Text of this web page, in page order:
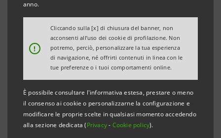
anno.
!
Cliccando sulla [x] di chiusura del banner, non
acconsenti all’uso dei cookie di profilazione. Non
potremo, perciò, personalizzare la tua esperienza
di navigazione, né offrirti contenuti in linea con le
tue preferenze o i tuoi comportamenti online.
È possibile consultare l'informativa estesa, prestare o meno
il consenso ai cookie o personalizzarne la configurazione e
modificare le proprie scelte in qualsiasi momento accedendo
alla sezione dedicata (Privacy- Cookie policy).
VALLE D’AOSTA LE NOVITÀ NORMATIVE
• Superbonus, Ecobonus e Sismabonus: evento in live
streaming per fare chiarezza sul tema delle
agevolazioni fiscali previste dalla legge
• In Valle d’Aosta Intesa Sanpaolo sta acquisendo 29
milioni di crediti fiscali provenienti da imprese
• Sicurezza e trasparenza alla base delle verifiche